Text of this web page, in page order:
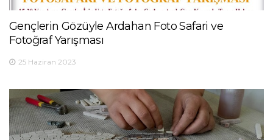
Gençlerin Gözüyle Ardahan Foto Safari ve
Fotoğraf Yarışması
25 Haziran 2023